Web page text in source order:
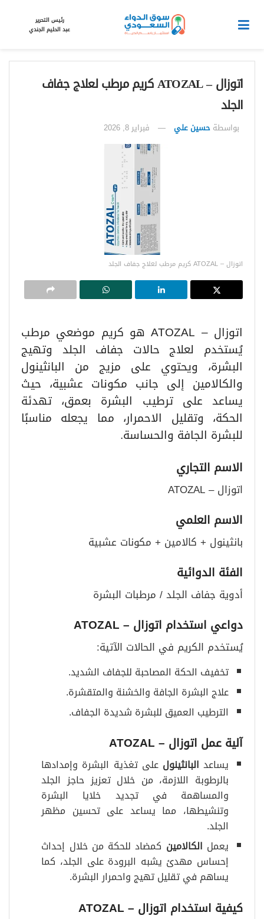
رئيس التحرير
عبد الحليم الجندي
اتوزال – ATOZAL كريم مرطب لعلاج جفاف
الجلد
بواسطة حسين علي فبراير 8, 2026
اتوزال – ATOZAL كريم مرطب لعلاج جفاف الجلد
اتوزال – ATOZAL هو كريم موضعي مرطب
يُستخدم لعلاج حالات جفاف الجلد وتهيج
البشرة، ويحتوي على مزيج من البانثينول
والكالامين إلى جانب مكونات عشبية، حيث
يساعد على ترطيب البشرة بعمق، تهدئة
الحكة، وتقليل الاحمرار، مما يجعله مناسبًا
للبشرة الجافة والحساسة.
الاسم التجاري
اتوزال – ATOZAL
الاسم العلمي
بانثينول + كالامين + مكونات عشبية
الفئة الدوائية
أدوية جفاف الجلد / مرطبات البشرة
دواعي استخدام اتوزال – ATOZAL
يُستخدم الكريم في الحالات الآتية:
تخفيف الحكة المصاحبة للجفاف الشديد.
علاج البشرة الجافة والخشنة والمتقشرة.
الترطيب العميق للبشرة شديدة الجفاف.
آلية عمل اتوزال – ATOZAL
يساعد البانثينول على تغذية البشرة وإمدادها
بالرطوبة اللازمة، من خلال تعزيز حاجز الجلد
والمساهمة في تجديد خلايا البشرة
وتنشيطها، مما يساعد على تحسين مظهر
الجلد.
يعمل الكالامين كمضاد للحكة من خلال إحداث
إحساس مهدئ يشبه البرودة على الجلد، كما
يساهم في تقليل تهيج واحمرار البشرة.
كيفية استخدام اتوزال – ATOZAL